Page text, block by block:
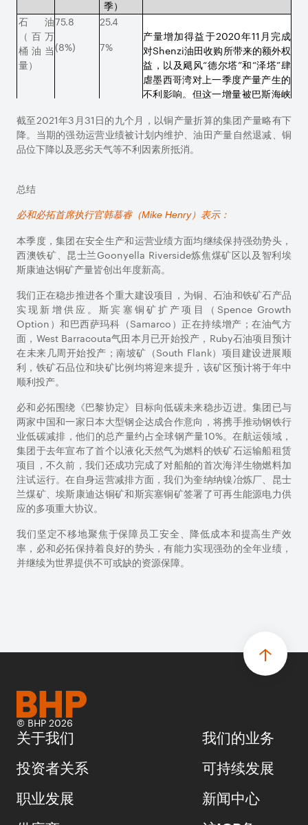
季）
石油
（百万
桶油当
量）
75.8
(8%)
25.4
7%
产量增加得益于2020年11 月完成
对Shenzi油田收购所带来的额外权
益，以及飓风“德尔塔”和“泽塔”肆
虐墨西哥湾对上一季度产量产生的
不利影响。但这一增量被巴斯海峡
铜（千
吨）
1,232.7
(6%)
391.4
(9%)
疫情期间埃斯康迪达铜矿
（Escondida
铁矿石
（百万
4%
(4%)
因天气影响以及纽曼地区矿石处理
铁矿（WAIO）的产量减少，铁路
货运翻车机运行效率的改善部分抵
消了上述产量减少。
（百万
吨）
(2%)
1%
昆士兰煤矿因运营持续受到严重降
水天气的影响，产量与上季度持
平。
动力煤
（百万
吨）
13.0
(26%)
4.8
(34%)
因上一季度期间的罢工结束，产量
增加。但新增产量被部分抵消，原
（ NSWEC ）遭遇严重降水天气，
以及为应对纽卡斯尔港装煤机损毁
导致的港口吞吐量下降而提高洗选
煤产量。
镍（千
吨）
66.6
19%
20.4
(15%）
受奎纳纳冶炼厂（Kwinana
Refinery）的计划维护影响，产量
有所下降。
截至2021年3 月31 日的九个月，以铜产量折算的集团产量略有下
降。当期的强劲运营业绩被计划内维护、油田产量自然退减、铜
品位下降以及恶劣天气等不利因素所抵消。
总结
必和必拓首席执行官韩慕睿（Mike Henry）表示：
本季度，集团在安全生产和运营业绩方面均继续保持强劲势头，
西澳铁矿、昆士兰Goonyella Riverside炼焦煤矿区以及智利埃
斯康迪达铜矿产量皆创出年度新高。
我们正在稳步推进各个重大建设项目，为铜、石油和铁矿石产品
实现新增供应。斯宾塞铜矿扩产项目（ Spence Growth
Option ）和巴西萨玛科（Samarco ）正在持续增产；在油气方
面， West Barracouta气田本月已开始投产， Ruby石油项目预计
在未来几周开始投产；南坡矿（South Flank）项目建设进展顺
利，铁矿石品位和块矿比例均将迎来提升，该矿区预计将于年中
顺利投产。
必和必拓围绕《巴黎协定》目标向低碳未来稳步迈进。集团已与
两家中国和一家日本大型钢企达成合作意向，将携手推动钢铁行
业低碳减排，他们的总产量约占全球钢产量10%。在航运领域，
集团于去年宣布了首个以液化天然气为燃料的铁矿石运输船租赁
项目，不久前，我们还成功完成了对船舶的首次海洋生物燃料加
注试运行。在自身运营减排方面，我们为奎纳纳镍冶炼厂、昆士
兰煤矿、埃斯康迪达铜矿和斯宾塞铜矿签署了可再生能源电力供
应的多项重大协议。
我们坚定不移地聚焦于保障员工安全、降低成本和提高生产效
率，必和必拓保持着良好的势头，有能力实现强劲的全年业绩，
并继续为世界提供不可或缺的资源保障。
© BHP 2026
关于我们
我们的业务
投资者关系
可持续发展
职业发展
新闻中心